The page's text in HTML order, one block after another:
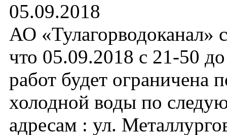
05.09.2018
АО «Тулагорводоканал»
что 05.09.2018 с 21-50
работ будет ограничена
холодной воды по
адресам : ул.